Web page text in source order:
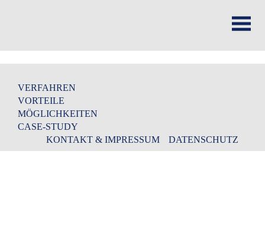
VERFAHREN
VORTEILE
MÖGLICHKEITEN
CASE-STUDY
KONTAKT & IMPRESSUM
DATENSCHUTZ